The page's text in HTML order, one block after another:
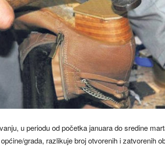
u periodu od početka januara do sredine
grada, razlikuje broj otvorenih i zatvorenih